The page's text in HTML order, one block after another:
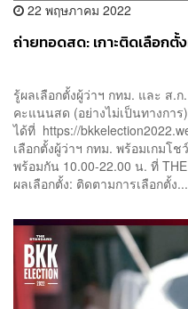
22 พฤษภาคม 2022
ถ่ายทอดสด: เกาะติดเลือก
รู้ผลเลือกตั้งผู้ว่าฯ กทม.​ และ ส.
คะแนนสด (อย่างไม่เป็นทางการ)
ได้ที่ https://
เลือกตั้งผู้ว่าฯ กทม. พร้อมเกมโ
พร้อมกัน 10.00-22.00 น. ที่
ผลเลือกตั้ง: ติดตามการเลือกตั้ง...